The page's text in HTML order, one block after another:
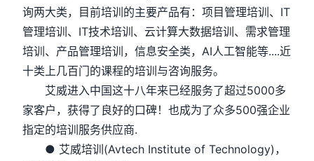
询两大类，目前培训的主要产品有：项目管理培训、IT
管理培训、IT技术培训、云计算大数据培训、需求管理
培训、产品管理培训，信息安全类，AI人工智能等....近
十类上几百门的课程的培训与咨询服务。
艾威进入中国这十八年来已经服务了超过5000多
家客户，获得了良好的口碑！也成为了众多500强企业
指定的培训服务供应商.
● 艾威培训(Avtech Institute of Technology)，